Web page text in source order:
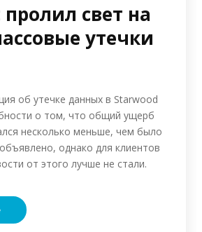
свет на
утечки
об утечке данных в Starwood
о том, что общий ущерб
несколько меньше, чем было
однако для клиентов
от этого лучше не стали.